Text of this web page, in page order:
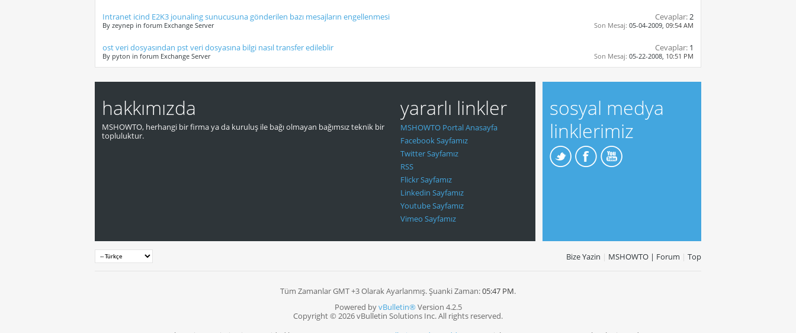
Intranet icind E2K3 jounaling sunucusuna gönderilen bazı mesajların engellenmesi
By zeynep in forum Exchange Server
Cevaplar:2
Son Mesaj: 05-04-2009, 09:54 AM
ost veri dosyasından pst veri dosyasına bilgi nasıl transfer edileblir
By pyton in forum Exchange Server
Cevaplar: 1
Son Mesaj: 05-22-2008, 10:51 PM
hakkımızda
MSHOWTO, herhangi bir firma ya da kuruluş ile bağı olmayan bağımsız teknik bir
topluluktur.
yararlı linkler
MSHOWTO Portal Anasayfa
Facebook Sayfamız
Twitter Sayfamız
RSS
Flickr Sayfamız
Linkedin Sayfamız
Youtube Sayfamız
Vimeo Sayfamız
sosyal medya
linklerimiz
Bize Yazin | MSHOWTO | Forum | Top
Tüm Zamanlar GMT +3 Olarak Ayarlanmış. Şuanki Zaman:05:47 PM.
Powered byvBulletin®Version 4.2.5
Copyright © 2026 vBulletin Solutions Inc. All rights reserved.